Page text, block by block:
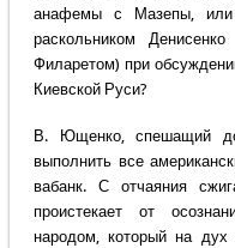
анафемы с Мазепы, или
раскольником
Филаретом) при
Киевской Руси?
В. Ющенко, спешащий до
выполнить все
вабанк. С отчаяния
проистекает от
народом, который на